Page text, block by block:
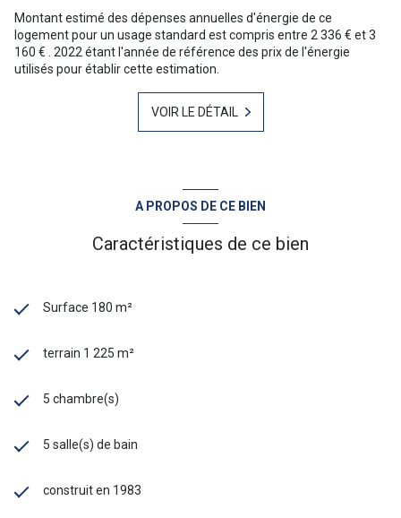
Montant estimé des dépenses annuelles d'énergie de ce
logement pour un usage standard est compris entre 2 336 € et 3
160 € . 2022 étant l'année de référence des prix de l'énergie
utilisés pour établir cette estimation.
VOIR LE DÉTAIL
A PROPOS DE CE BIEN
Caractéristiques de ce bien
Surface 180 m²
terrain 1 225 m²
5 chambre(s)
5 salle(s) de bain
construit en 1983